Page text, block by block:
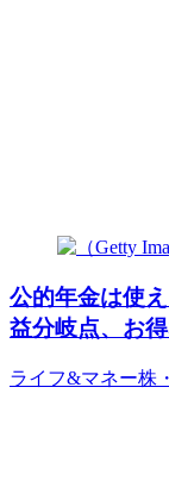
公的年金は使
益分岐点、お
ライフ&マネー株